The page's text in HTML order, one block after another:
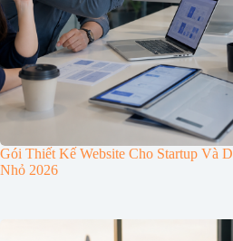
Gói Thiết Kế Website Cho Startup Và
Nhỏ 2026